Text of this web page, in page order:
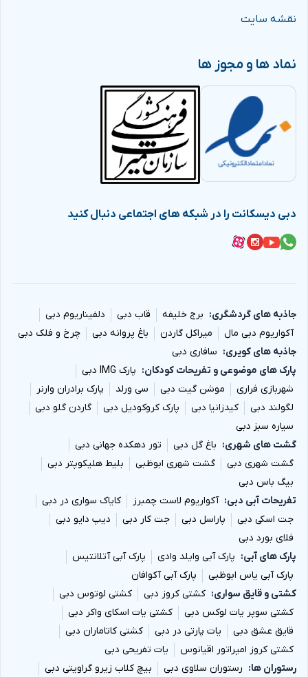
نقشه سایت
نماد ها و مجوز ها
دبی دیسکانت را در شبکه های اجتماعی دنبال کنید
جاذبه های گردشگری برج خلیفه قاب دبی
دلفیناریوم دبی
آکواریوم دبی مال
میراکل گاردن باغ پروانه دبی
چرخ و فلک دبی
جاذبه های کویری
سافاری دبی
پارک های موضوعی و تفریحات کودکان
پارک IMG دبی
شهربازی فراری
موشن گیت دبی سی ورلد
پارک برادران وارنر
لگولند دبی
کیدزانیا دبی پارک کروکودیل دبی
گاردن گلو دبی
سیاره سبز دبی
گشت های شهری
باغ گل دبی
تور دهکده جهانی دبی
گشت شهری دبی
گشت شهری ابوظبی
بلیط هلیکوپتر دبی
بیگ باس دبی
تفریحات آبی دبی
آکواریوم لاست چمبرز
کایاک سواری در دبی
جت اسکی دبی
پاراسل دبی جت کار دبی
دیپ دایو دبی
فلای بورد دبی
پارک های آبی
پارک آبی وایلد وادی
پارک آبی آتلانتیس
پارک آبی یاس ابوظبی
پارک آبی آکوافان
کشتی و قایق سواری
کشتی کروز دبی
کشتی لوتوس دبی
کشتی سوپر یات لوکس دبی
کشتی یات اسکای واکر دبی
قایق عشق دبی
یات پارتی در دبی
کشتی کاتاماران دبی
کشتی کروز امپراتور اقیانوس
یات تفریحی دبی
رستوران ها
رستوران سلاوی دبی بیچ کلاب زیرو گراویتی دبی